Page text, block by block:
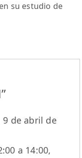
su estudio de
9 de abril de
a 14:00,